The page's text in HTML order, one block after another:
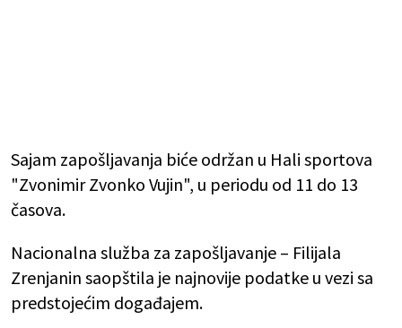
Sajam zapošljavanja biće održan u Hali sportova
"Zvonimir Zvonko Vujin", u periodu od 11 do 13
časova.
Nacionalna služba za zapošljavanje – Filijala
Zrenjanin saopštila je najnovije podatke u vezi sa
predstojećim događajem.